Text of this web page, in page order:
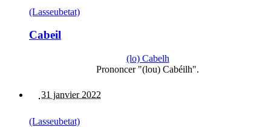
(Lasseubetat)
Cabeil
(lo) Cabelh
Prononcer "(lou) Cabéilh".
31 janvier 2022
(Lasseubetat)